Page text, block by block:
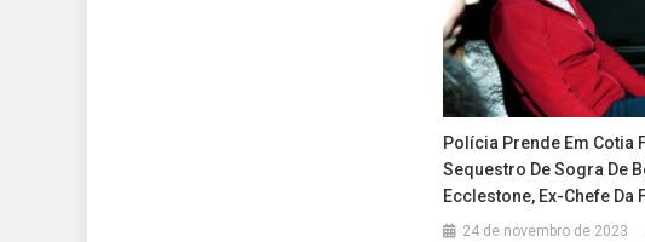
Polícia Prende Em Cotia
Sequestro De Sogra De
Ecclestone, Ex-Chefe Da
24 de novembro de 2023